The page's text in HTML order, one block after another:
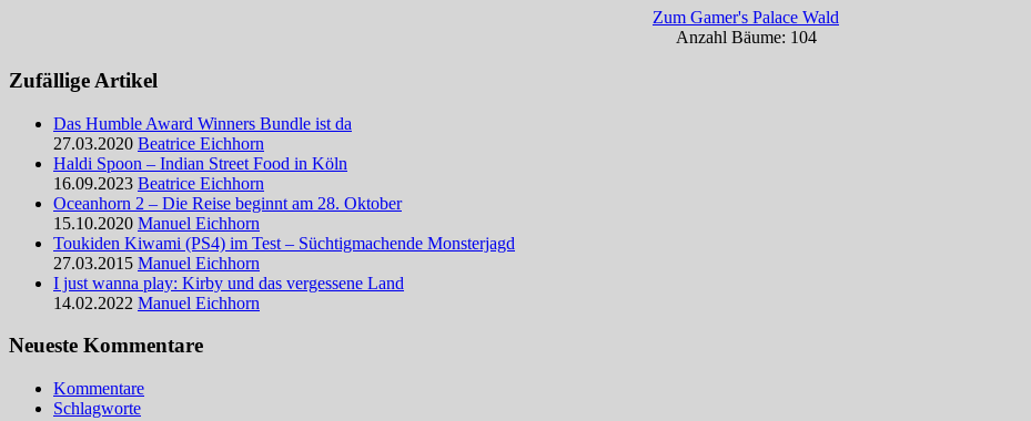
Zum Gamer's Palace Wald
Anzahl Bäume: 104
Zufällige Artikel
Das Humble Award Winners Bundle ist da
27.03.2020 Beatrice Eichhorn
Haldi Spoon – Indian Street Food in Köln
16.09.2023 Beatrice Eichhorn
Oceanhorn 2 – Die Reise beginnt am 28. Oktober
15.10.2020 Manuel Eichhorn
Toukiden Kiwami (PS4) im Test – Süchtigmachende Monsterjagd
27.03.2015 Manuel Eichhorn
I just wanna play: Kirby und das vergessene Land
14.02.2022 Manuel Eichhorn
Neueste Kommentare
Kommentare
Schlagworte